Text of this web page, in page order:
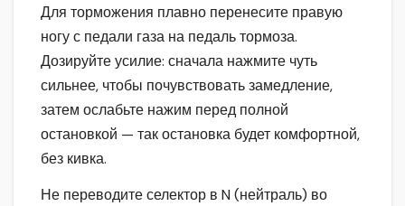
Для торможения плавно перенесите правую
ногу с педали газа на педаль тормоза.
Дозируйте усилие: сначала нажмите чуть
сильнее, чтобы почувствовать замедление,
затем ослабьте нажим перед полной
остановкой — так остановка будет комфортной,
без кивка.
Не переводите селектор в N (нейтраль) во